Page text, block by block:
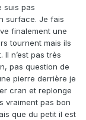
suis pas
surface. Je fais
finalement une
tournent mais ils
n’est pas très
pas question de
pierre derrière je
cran et replonge
vraiment pas bon
que du petit il est